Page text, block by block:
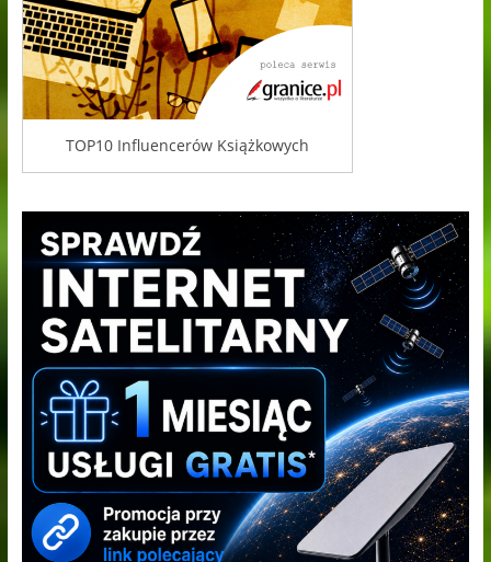
TOP10 Influencerów Książkowych